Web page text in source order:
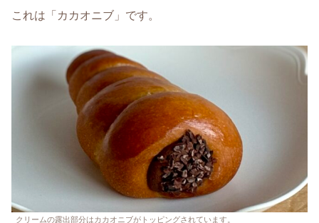
これは「カカオニブ」です。
クリームの露出部分はカカオニブがトッピングされています。